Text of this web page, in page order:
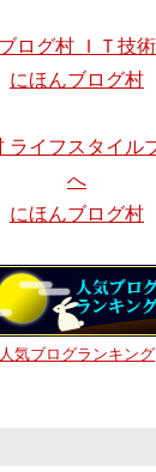
にほんブログ村
にほんブログ村
人気ブログランキング